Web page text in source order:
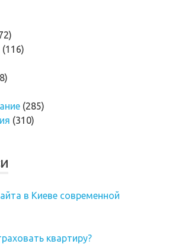
(116)
(285)
(310)
в Киеве современной
квартиру?